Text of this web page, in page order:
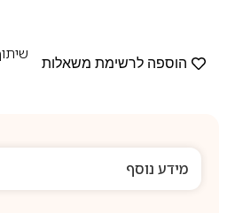
הוספה לרשימת משאלות
מידע נוסף